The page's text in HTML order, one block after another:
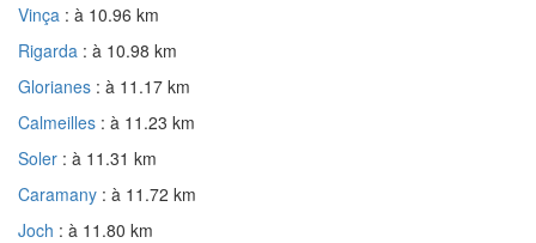
Vinça : à 10.96 km
Rigarda : à 10.98 km
Glorianes : à 11.17 km
Calmeilles : à 11.23 km
Soler : à 11.31 km
Caramany : à 11.72 km
Joch : à 11.80 km